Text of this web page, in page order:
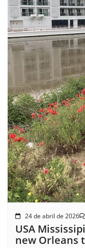
24 de abril de 2026
USA
new Orleans